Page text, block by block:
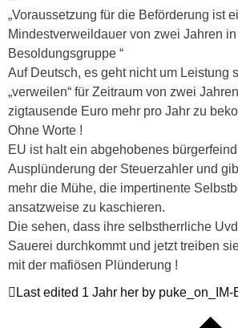
„Voraussetzung für die Beförderung ist
Mindestverweildauer von zwei Jahren
Besoldungsgruppe “
Auf Deutsch, es geht nicht um Leistung
„verweilen“ für Zeitraum von zwei
zigtausende Euro mehr pro Jahr zu
Ohne Worte !
EU ist halt ein abgehobenes
Ausplünderung der Steuerzahler und
mehr die Mühe, die impertinente
ansatzweise zu kaschieren.
Die sehen, dass ihre selbstherrliche
Sauerei durchkommt und jetzt treiben
mit der mafiösen Plünderung !
Last edited 1 Jahr her by puke_on_IM-